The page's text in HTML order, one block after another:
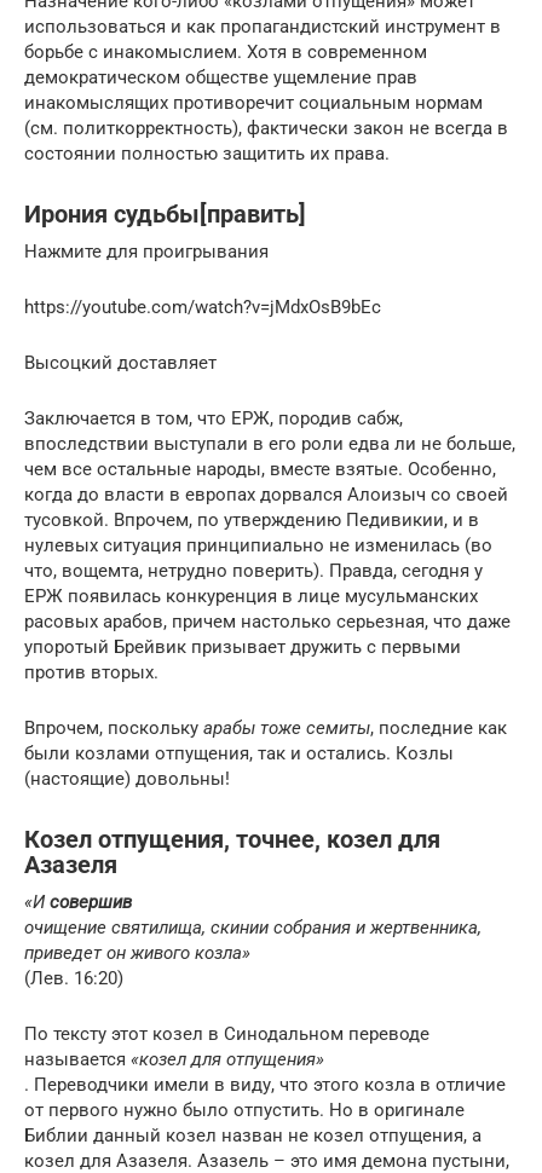
использоваться и как пропагандистский инструмент в
борьбе с инакомыслием. Хотя в современном
демократическом обществе ущемление прав
инакомыслящих противоречит социальным нормам
(см. политкорректность), фактически закон не всегда в
состоянии полностью защитить их права.
Ирония судьбы[править]
Нажмите для проигрывания
https://youtube.com/watch?v=jMdxOsB9bEc
Высоцкий доставляет
Заключается в том, что ЕРЖ, породив сабж,
впоследствии выступали в его роли едва ли не больше,
чем все остальные народы, вместе взятые. Особенно,
когда до власти в европах дорвался Алоизыч со своей
тусовкой. Впрочем, по утверждению Педивикии, и в
нулевых ситуация принципиально не изменилась (во
что, вощемта, нетрудно поверить). Правда, сегодня у
ЕРЖ появилась конкуренция в лице мусульманских
расовых арабов, причем настолько серьезная, что даже
упоротый Брейвик призывает дружить с первыми
против вторых.
Впрочем, поскольку арабы тоже семиты, последние как
были козлами отпущения, так и остались. Козлы
(настоящие) довольны!
Козел отпущения, точнее, козел для
Азазеля
«И совершив
очищение святилища, скинии собрания и жертвенника,
приведет он живого козла»
(Лев. 16:20)
По тексту этот козел в Синодальном переводе
называется «козел для отпущения»
. Переводчики имели в виду, что этого козла в отличие
от первого нужно было отпустить. Но в оригинале
Библии данный козел назван не козел отпущения, а
козел для Азазеля. Азазель – это имя демона пустыни,